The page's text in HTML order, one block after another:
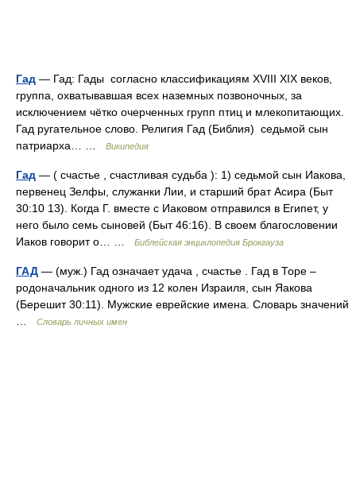
Гад — Гад: Гады согласно классификациям XVIII XIX веков,
группа, охватывавшая всех наземных позвоночных, за
исключением чётко очерченных групп птиц и млекопитающих.
Гад ругательное слово. Религия Гад (Библия) седьмой сын
патриарха… …
Википедия
Гад — ( счастье , счастливая судьба ): 1) седьмой сын Иакова,
первенец Зелфы, служанки Лии, и старший брат Асира (Быт
30:10 13). Когда Г. вместе с Иаковом отправился в Египет, у
него было семь сыновей (Быт 46:16). В своем благословении
Иаков говорит о… …
Библейская энциклопедия Брокгауза
ГАД — (муж.) Гад означает удача , счастье . Гад в Торе –
родоначальник одного из 12 колен Израиля, сын Яакова
(Берешит 30:11). Мужские еврейские имена. Словарь значений
Словарь личных имен